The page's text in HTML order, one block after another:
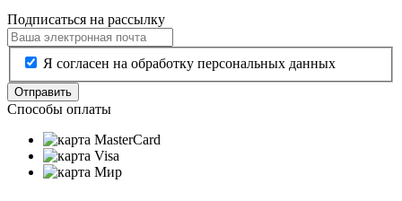
Подписаться на рассылку
Я согласен на обработку персональных данных
Отправить
Способы оплаты